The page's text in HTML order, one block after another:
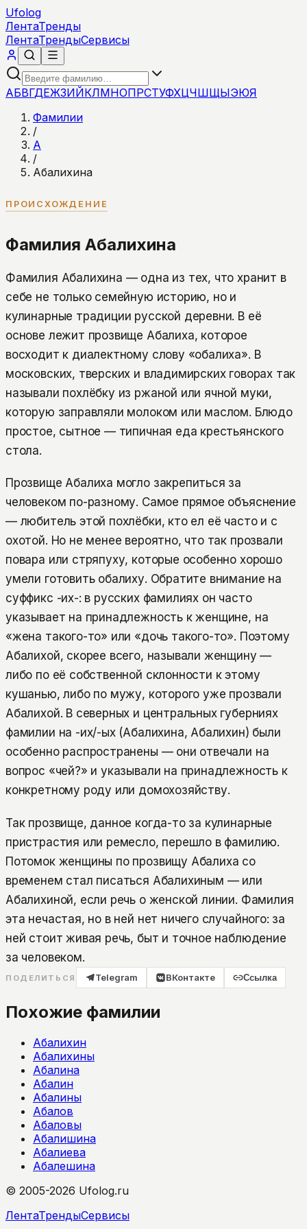
Ufolog
ЛентаТренды
ЛентаТрендыСервисы
АБВГДЕЖЗИЙКЛМНОПРСТУФХЦЧШЩЫЭЮЯ
Фамилии
/
А
/
Абалихина
ПРОИСХОЖДЕНИЕ
Фамилия Абалихина
Фамилия Абалихина — одна из тех, что хранит в
себе не только семейную историю, но и
кулинарные традиции русской деревни. В её
основе лежит прозвище Абалиха, которое
восходит к диалектному слову «обалиха». В
московских, тверских и владимирских говорах так
называли похлёбку из ржаной или ячной муки,
которую заправляли молоком или маслом. Блюдо
простое, сытное — типичная еда крестьянского
стола.
Прозвище Абалиха могло закрепиться за
человеком по-разному. Самое прямое объяснение
— любитель этой похлёбки, кто ел её часто и с
охотой. Но не менее вероятно, что так прозвали
повара или стряпуху, которые особенно хорошо
умели готовить обалиху. Обратите внимание на
суффикс -их-: в русских фамилиях он часто
указывает на принадлежность к женщине, на
«жена такого-то» или «дочь такого-то». Поэтому
Абалихой, скорее всего, называли женщину —
либо по её собственной склонности к этому
кушанью, либо по мужу, которого уже прозвали
Абалихой. В северных и центральных губерниях
фамилии на -их/-ых (Абалихина, Абалихин) были
особенно распространены — они отвечали на
вопрос «чей?» и указывали на принадлежность к
конкретному роду или домохозяйству.
Так прозвище, данное когда-то за кулинарные
пристрастия или ремесло, перешло в фамилию.
Потомок женщины по прозвищу Абалиха со
временем стал писаться Абалихиным — или
Абалихиной, если речь о женской линии. Фамилия
эта нечастая, но в ней нет ничего случайного: за
ней стоит живая речь, быт и точное наблюдение
за человеком.
ПОДЕЛИТЬСЯ Telegram ВКонтакте Ссылка
Похожие фамилии
Абалихин
Абалихины
Абалина
Абалин
Абалины
Абалов
Абаловы
Абалишина
Абалиева
Абалешина
© 2005-2026 Ufolog.ru
ЛентаТрендыСервисы